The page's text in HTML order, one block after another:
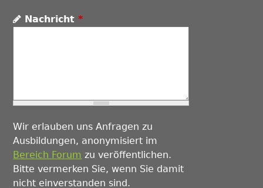
Nachricht*
Wir erlauben uns Anfragen zu
Ausbildungen, anonymisiert im
Bereich Forum zu veröffentlichen.
Bitte vermerken Sie, wenn Sie damit
nicht einverstanden sind.